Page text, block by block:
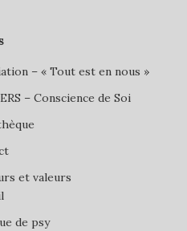
– « Tout est en nous »
– Conscience de Soi
et valeurs
de psy